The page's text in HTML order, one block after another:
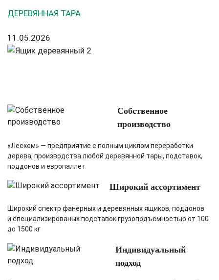
ДЕРЕВЯННАЯ ТАРА
11.05.2026
Собственное
производство
«Леском» — предприятие с полным циклом переработки
дерева, производства любой деревянной тары, подставок,
поддонов и европаллет
Широкий ассортимент
Широкий спектр фанерных и деревянных ящиков, поддонов
и специализированых подставок грузоподъемностью от 100
до 1500 кг
Индивидуальный
подход